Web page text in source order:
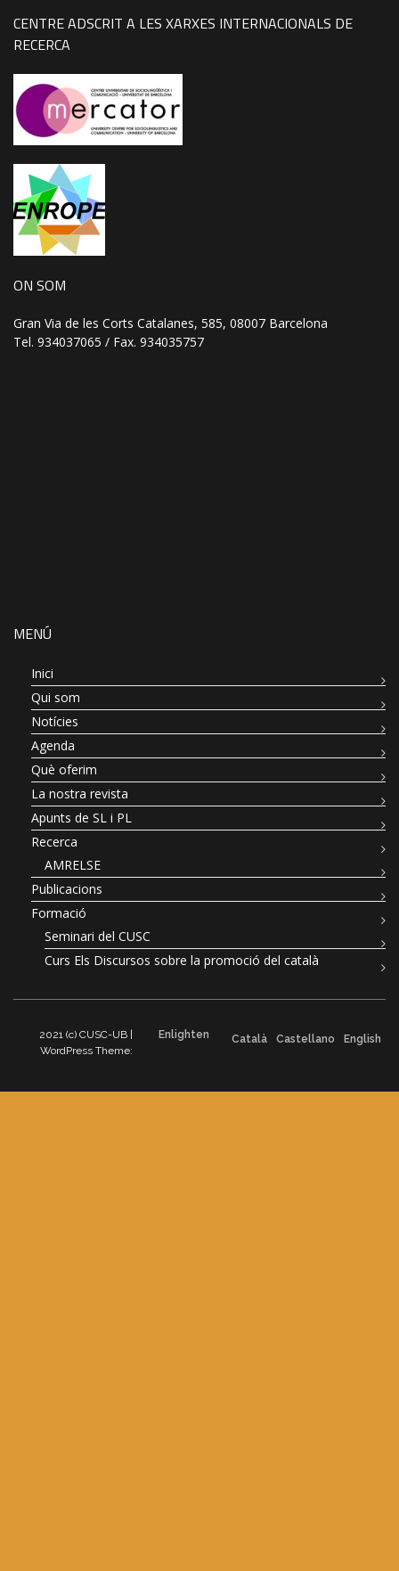
CENTRE ADSCRIT A LES XARXES INTERNACIONALS DE
RECERCA
ON SOM
Gran Via de les Corts Catalanes, 585, 08007 Barcelona
Tel. 934037065 / Fax. 934035757
MENÚ
Inici
Qui som
Notícies
Agenda
Què oferim
La nostra revista
Apunts de SL i PL
Recerca
AMRELSE
Publicacions
Formació
Seminari del CUSC
Curs Els Discursos sobre la promoció del català
2021 (c) CUSC-UB |
WordPress Theme:
Enlighten Català Castellano English